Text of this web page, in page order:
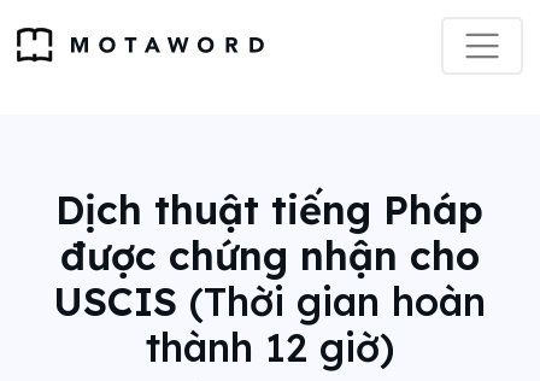
Dịch thuật tiếng Pháp
được chứng nhận cho
USCIS (Thời gian hoàn
thành 12 giờ)